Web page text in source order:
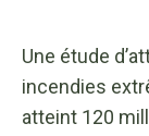
Une étude
incendies
atteint 120